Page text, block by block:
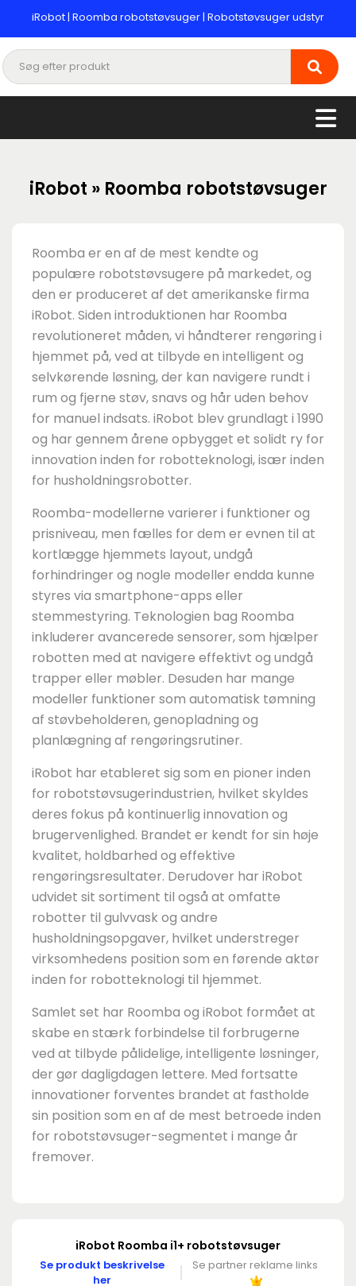
iRobot | Roomba robotstøvsuger | Robotstøvsuger udstyr
iRobot » Roomba robotstøvsuger
Roomba er en af de mest kendte og
populære robotstøvsugere på markedet, og
den er produceret af det amerikanske firma
iRobot. Siden introduktionen har Roomba
revolutioneret måden, vi håndterer rengøring i
hjemmet på, ved at tilbyde en intelligent og
selvkørende løsning, der kan navigere rundt i
rum og fjerne støv, snavs og hår uden behov
for manuel indsats. iRobot blev grundlagt i 1990
og har gennem årene opbygget et solidt ry for
innovation inden for robotteknologi, især inden
for husholdningsrobotter.
Roomba-modellerne varierer i funktioner og
prisniveau, men fælles for dem er evnen til at
kortlægge hjemmets layout, undgå
forhindringer og nogle modeller endda kunne
styres via smartphone-apps eller
stemmestyring. Teknologien bag Roomba
inkluderer avancerede sensorer, som hjælper
robotten med at navigere effektivt og undgå
trapper eller møbler. Desuden har mange
modeller funktioner som automatisk tømning
af støvbeholderen, genopladning og
planlægning af rengøringsrutiner.
iRobot har etableret sig som en pioner inden
for robotstøvsugerindustrien, hvilket skyldes
deres fokus på kontinuerlig innovation og
brugervenlighed. Brandet er kendt for sin høje
kvalitet, holdbarhed og effektive
rengøringsresultater. Derudover har iRobot
udvidet sit sortiment til også at omfatte
robotter til gulvvask og andre
husholdningsopgaver, hvilket understreger
virksomhedens position som en førende aktør
inden for robotteknologi til hjemmet.
Samlet set har Roomba og iRobot formået at
skabe en stærk forbindelse til forbrugerne
ved at tilbyde pålidelige, intelligente løsninger,
der gør dagligdagen lettere. Med fortsatte
innovationer forventes brandet at fastholde
sin position som en af de mest betroede inden
for robotstøvsuger-segmentet i mange år
fremover.
iRobot Roomba i1+ robotstøvsuger
Se produkt beskrivelse
her
Se partner reklame links